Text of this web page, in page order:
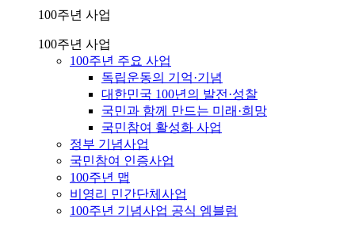
100주년 사업
100주년 사업
100주년 주요 사업
독립운동의 기억·기념
대한민국 100년의 발전·성찰
국민과 함께 만드는 미래·희망
국민참여 활성화 사업
정부 기념사업
국민참여 인증사업
100주년 맵
비영리 민간단체사업
100주년 기념사업 공식 엠블럼